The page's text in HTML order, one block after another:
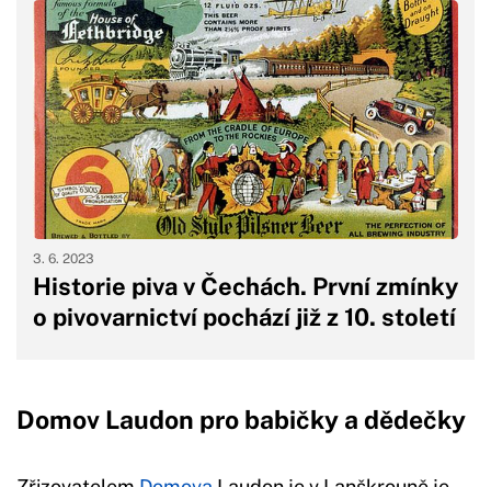
Historie piva v Čechách. První zmínky
o pivovarnictví pochází již z 10. století
3. 6. 2023
Domov Laudon pro babičky a dědečky